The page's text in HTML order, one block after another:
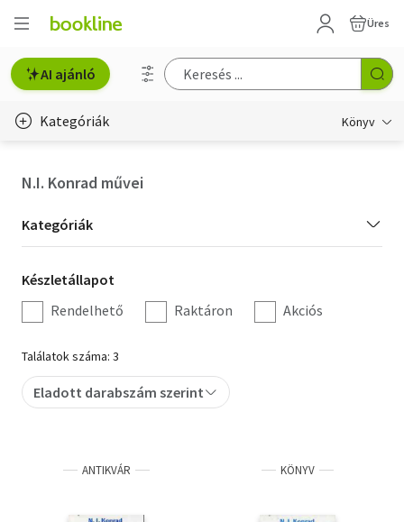
Üres
AI ajánló
Kategóriák Könyv
Hobbi, szabadidő
Irodalom
Művészet
Szakkönyv
Tankönyv, segédkönyv
Társadalomtudomány
N.I. Konrad művei
Kategória
szűrés
Kategóriák
Készletállapot
szűrés
Készletállapot
Rendelhető
Raktáron Akciós
Találatok száma: 3
Eladott darabszám szerint
ANTIKVÁR KÖNYV